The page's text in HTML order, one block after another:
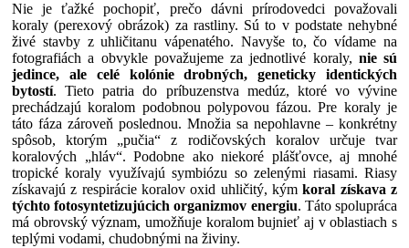
Nie je ťažké pochopiť, prečo dávni prírodovedci považovali
koraly (perexový obrázok) za rastliny. Sú to v podstate nehybné
živé stavby z uhličitanu vápenatého. Navyše to, čo vídame na
fotografiách a obvykle považujeme za jednotlivé koraly, nie sú
jedince, ale celé kolónie drobných, geneticky identických
bytostí. Tieto patria do príbuzenstva medúz, ktoré vo vývine
prechádzajú koralom podobnou polypovou fázou. Pre koraly je
táto fáza zároveň poslednou. Množia sa nepohlavne – konkrétny
spôsob, ktorým „pučia“ z rodičovských koralov určuje tvar
koralových „hláv“. Podobne ako niekoré plášťovce, aj mnohé
tropické koraly využívajú symbiózu so zelenými riasami. Riasy
získavajú z respirácie koralov oxid uhličitý, kýmkoral získava z
týchto fotosyntetizujúcich organizmov energiu. Táto spolupráca
má obrovský význam, umožňuje koralom bujnieť aj v oblastiach s
teplými vodami, chudobnými na živiny.